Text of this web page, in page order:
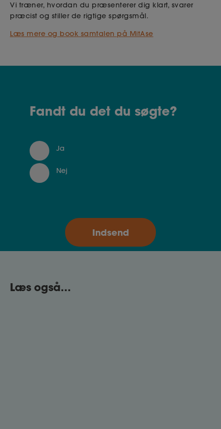
Vi træner, hvordan du præsenterer dig klart, svarer
præcist og stiller de rigtige spørgsmål.
Læs mere og book samtalen på MitAse
Fandt du det du søgte?
Ja
Nej
Læs også...